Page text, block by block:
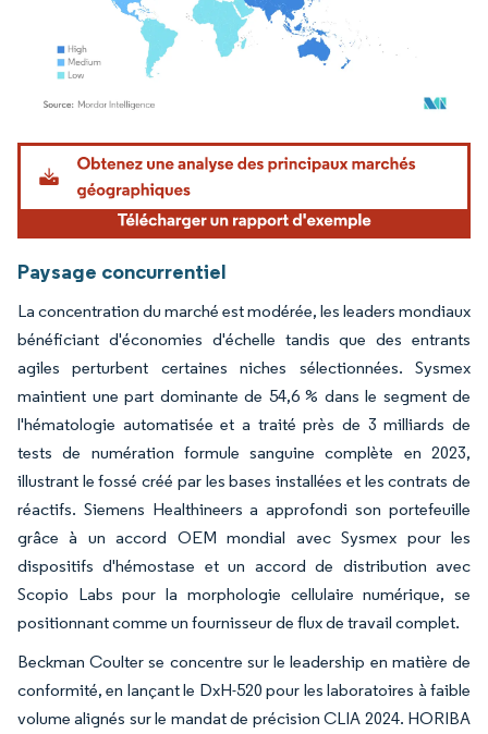
Image © Mordor Intelligence. La réutilisation nécessite une attribution sous CC BY
Paysage concurrentiel
La concentration du marché est modérée, les leaders mondiaux
bénéficiant d'économies d'échelle tandis que des entrants
agiles perturbent certaines niches sélectionnées. Sysmex
maintient une part dominante de 54,6 % dans le segment de
l'hématologie automatisée et a traité près de 3 milliards de
tests de numération formule sanguine complète en 2023,
illustrant le fossé créé par les bases installées et les contrats de
réactifs. Siemens Healthineers a approfondi son portefeuille
grâce à un accord OEM mondial avec Sysmex pour les
dispositifs d'hémostase et un accord de distribution avec
Scopio Labs pour la morphologie cellulaire numérique, se
positionnant comme un fournisseur de flux de travail complet.
Beckman Coulter se concentre sur le leadership en matière de
conformité, en lançant le DxH-520 pour les laboratoires à faible
volume alignés sur le mandat de précision CLIA 2024. HORIBA